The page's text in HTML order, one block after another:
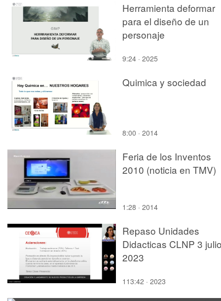
Herramienta deformar
para el diseño de un
personaje
9:24 · 2025
Quimica y sociedad
8:00 · 2014
Feria de los Inventos
2010 (noticia en TMV)
1:28 · 2014
Repaso Unidades
Didacticas CLNP 3
2023
113:42 · 2023